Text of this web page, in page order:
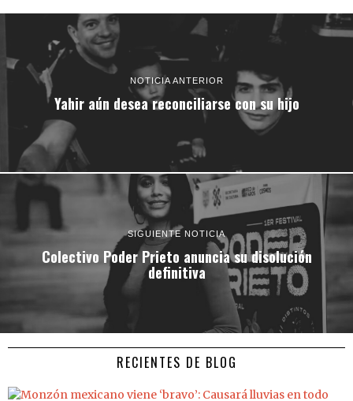
NOTICIA ANTERIOR
Yahir aún desea reconciliarse con su hijo
SIGUIENTE NOTICIA
Colectivo Poder Prieto anuncia su disolución
definitiva
RECIENTES DE BLOG